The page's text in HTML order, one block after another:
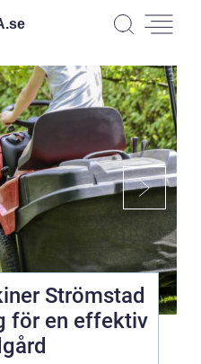
se
Strömstad
för en effektiv